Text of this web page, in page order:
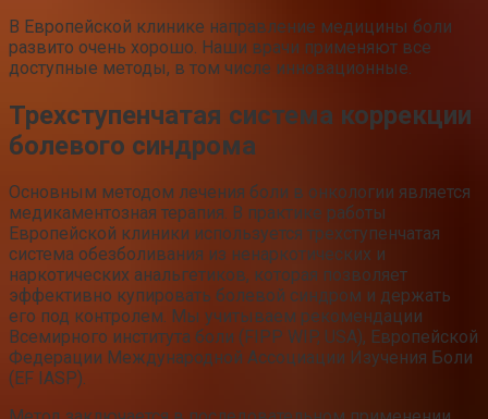
В Европейской клинике направление медицины боли
развито очень хорошо. Наши врачи применяют все
доступные методы, в том числе инновационные.
Трехступенчатая система коррекции
болевого синдрома
Основным методом лечения боли в онкологии является
медикаментозная терапия. В практике работы
Европейской клиники используется трехступенчатая
система обезболивания из ненаркотических и
наркотических анальгетиков, которая позволяет
эффективно купировать болевой синдром и держать
его под контролем. Мы учитываем рекомендации
Всемирного института боли (FIPP WIP, USA), Европейской
Федерации Международной Ассоциации Изучения Боли
(EF IASP).